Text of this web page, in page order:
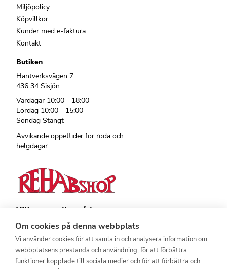
Om cookies på denna webbplats
Vi använder cookies för att samla in och analysera information om
webbplatsens prestanda och användning, för att förbättra
funktioner kopplade till sociala medier och för att förbättra och
Miljöpolicy
Köpvillkor
Kunder med e-faktura
Kontakt
Butiken
Hantverksvägen 7
436 34 Sisjön
Vardagar 10:00 - 18:00
Lördag 10:00 - 15:00
Söndag Stängt
Avvikande öppettider för röda och
helgdagar
Välkommen att se vårt
övriga sortiment!
Stärkevästen
Heatknife
Bauerfeind